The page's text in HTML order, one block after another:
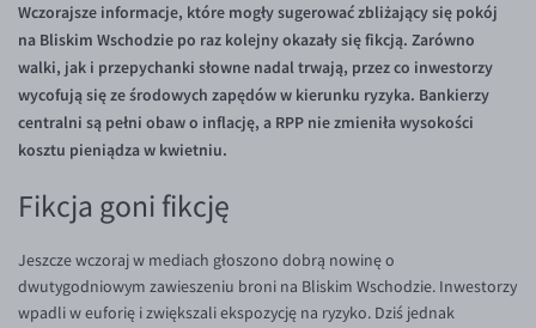
Inne pary walutowe
AUD/PLN
BGN/PLN
CAD/PLN
HKD/PLN
HUF/PLN
ILS/PLN
Aplikacja mobilna
Bezpieczeństwo
Pomoc
Pomoc
Konto i opłaty
Wymiana walut
Banki i przelewy
Poradnik
KONTAKT
Kontakt
Dla mediów
PL
Wczorajsze informacje, które mogły sugerować zbliżający się pokój
na Bliskim Wschodzie po raz kolejny okazały się fikcją. Zarówno
walki, jak i przepychanki słowne nadal trwają, przez co inwestorzy
wycofują się ze środowych zapędów w kierunku ryzyka. Bankierzy
centralni są pełni obaw o inflację, a RPP nie zmieniła wysokości
kosztu pieniądza w kwietniu.
Fikcja goni fikcję
Jeszcze wczoraj w mediach głoszono dobrą nowinę o
dwutygodniowym zawieszeniu broni na Bliskim Wschodzie. Inwestorzy
wpadli w euforię i zwiększali ekspozycję na ryzyko. Dziś jednak